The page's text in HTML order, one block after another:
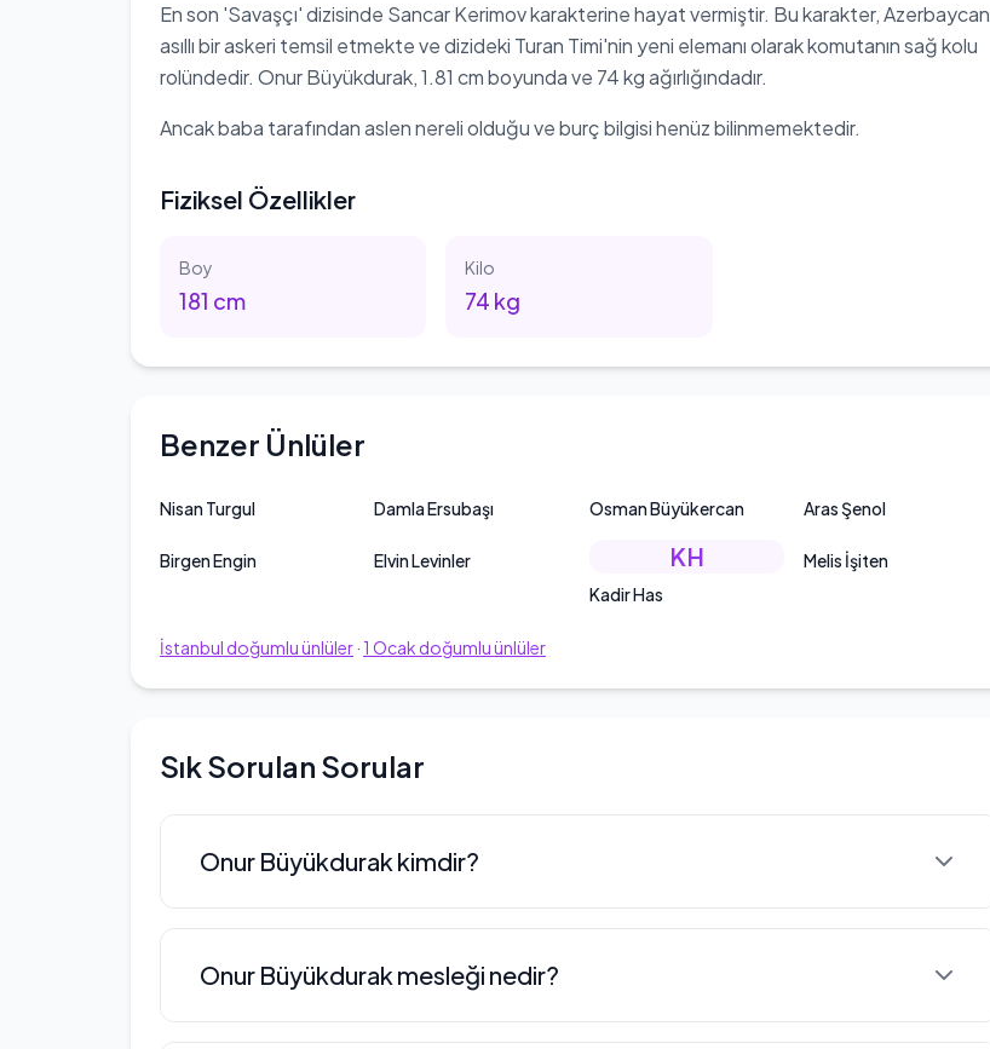
En son 'Savaşçı' dizisinde Sancar Kerimov karakterine hayat vermiştir. Bu karakter, Azerbaycan
asıllı bir askeri temsil etmekte ve dizideki Turan Timi'nin yeni elemanı olarak komutanın sağ kolu
rolündedir. Onur Büyükdurak, 1.81 cm boyunda ve 74 kg ağırlığındadır.
Ancak baba tarafından aslen nereli olduğu ve burç bilgisi henüz bilinmemektedir.
Fiziksel Özellikler
Boy
181 cm
Kilo
74 kg
Benzer Ünlüler
Nisan Turgul Damla Ersubaşı Osman Büyükercan Aras Şenol
Birgen Engin Elvin Levinler KH
Kadir Has
Melis İşiten
İstanbul doğumlu ünlüler· 1 Ocak doğumlu ünlüler
Sık Sorulan Sorular
Onur Büyükdurak kimdir?
eğitimini doğup büyüdüğü şehir olan İstanbul'da tamamladıktan sonra,
Yıldız Teknik Üniversitesi Mühendislik Fakültesi Elektrik Elektronik
Onur Büyükdurak mesleği nedir?